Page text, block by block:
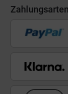
Zahlungsarten